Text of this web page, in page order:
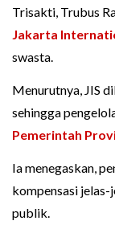
Trisakti, Trubus
Jakarta
swasta.
Menurutnya, JIS
sehingga
Pemerintah
Ia menegaskan,
kompensasi jelas-
publik.